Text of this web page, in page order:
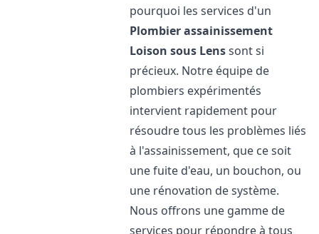
pourquoi les services d'un
Plombier assainissement
Loison sous Lenssont si
précieux. Notre équipe de
plombiers expérimentés
intervient rapidement pour
résoudre tous les problèmes liés
à l'assainissement, que ce soit
une fuite d'eau, un bouchon, ou
une rénovation de système.
Nous offrons une gamme de
services pour répondre à tous